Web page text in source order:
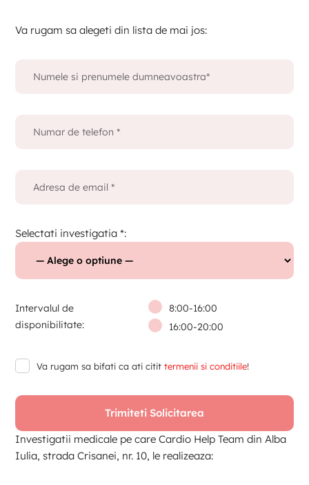
Va rugam sa alegeti din lista de mai jos:
Selectati investigatia *:
Intervalul de
disponibilitate:
8:00-16:00
16:00-20:00
Va rugam sa bifati ca ati citittermenii si conditiile!
Investigatii medicale pe care Cardio Help Team din Alba
Iulia, strada Crisanei, nr. 10, le realizeaza: